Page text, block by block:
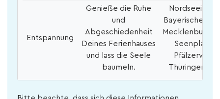
Entspannung
Genieße die Ruhe
und
Abgeschiedenheit
Deines Ferienhauses
und lass die Seele
baumeln.
Bayerischer
Seenplatte,
Pfälzerwald,
Thüringer